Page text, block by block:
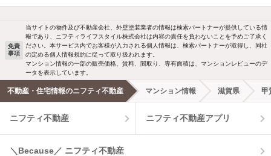
免責
事項
当サイトの物件及び不動産会社、外壁塗装業者の情報は検索パートナーが提供している情
報であり、ニフティライフスタイル株式会社は内容の責任を負わないことを予めご了承く
ださい。本サービス内でお客様が入力される個人情報は、検索パートナーが取得し、同社
の定める個人情報規約に従って取り扱われます。
マンション情報の一部の販売価格、賃料、間取り、専有面積は、マンションレビューのデ
ータを表示しています。
不動産・住宅情報のニフティ不動産 マンション情報 滋賀県 甲
ニフティ不動産 ニフティ不動産アプリ
＼Because／ ニフティ不動産